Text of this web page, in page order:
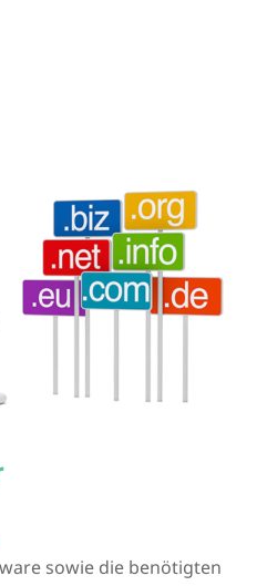
sowie die benötigten